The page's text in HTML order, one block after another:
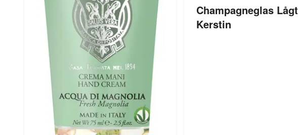
Champagneglas Lågt
Kerstin